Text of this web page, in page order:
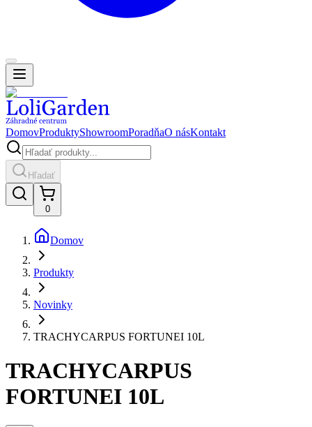
DomovProduktyShowroomPoradňaO násKontakt
Hľadať
0
Domov
Produkty
Novinky
TRACHYCARPUS FORTUNEI 10L
TRACHYCARPUS
FORTUNEI 10L